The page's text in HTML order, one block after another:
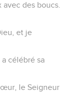
avec des boucs.
et je
célébré sa
le Seigneur